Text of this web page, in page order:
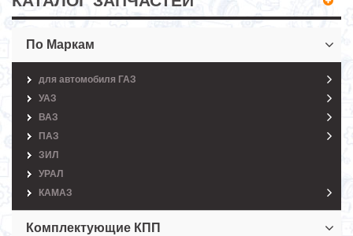
По Маркам
для автомобиля ГАЗ
УАЗ
ВАЗ
ПАЗ
ЗИЛ
УРАЛ
КАМАЗ
Комплектующие КПП